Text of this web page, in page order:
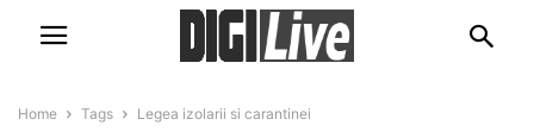
Home Tags Legea izolarii si carantinei